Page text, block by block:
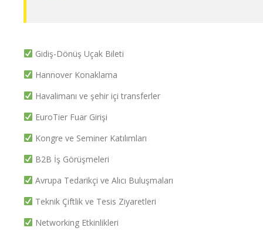
Gidiş-Dönüş Uçak Bileti
Hannover Konaklama
Havalimanı ve şehir içi transferler
EuroTier Fuar Girişi
Kongre ve Seminer Katılımları
B2B İş Görüşmeleri
Avrupa Tedarikçi ve Alıcı Buluşmaları
Teknik Çiftlik ve Tesis Ziyaretleri
Networking Etkinlikleri